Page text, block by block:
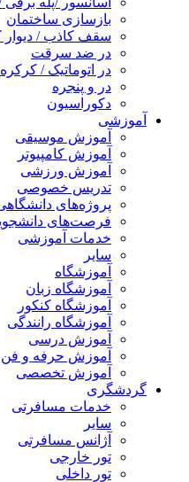
بازسازی ساختمان
سقف کاذب / دیوار کاذب
در ضد سرقت
در اتوماتیک / کرکره برقی
در و پنجره
دکوراسیون
آموزشی
آموزش موسیقی
آموزش کامپیوتر
آموزش ورزشی
تدریس خصوصی
پروژه‌های دانشگاهی
فرصت‌های دانشجویی
خدمات آموزشی
سایر
آموزشگاه
آموزشگاه زبان
آموزشگاه کنکور
آموزشگاه رانندگی
آموزش درسی
آموزش حرفه و فن
آموزش تخصصی
گردشگری
خدمات مسافرتی
سایر
آژانس مسافرتی
تور خارجی
تور داخلی